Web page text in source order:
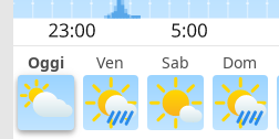
Oggi Ven Sab Dom